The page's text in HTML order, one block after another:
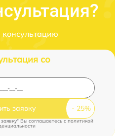
со
заявку
Вы соглашаетесь cполитикой